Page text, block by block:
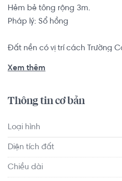
Hẻm bẻ tông rộng 3m.
Pháp lý: Sổ hồng
Đất nền có vị trí cách Trường
thuận tiện di chuyển với đầy đủ
Xem thêm
Thông tin cơ bản
Loại hình
Diện tích đất
Chiều dài